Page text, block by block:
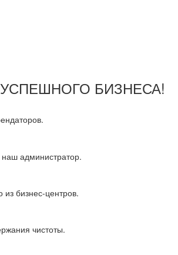
БИЗНЕСА!
администратор.
из бизнес-центров.
чистоты.